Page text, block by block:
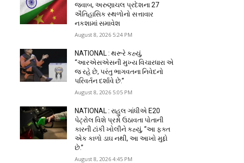
જવાબ, અરુણાચલ પ્રદેશના 27
ઐતિહાસિક સ્થળોનો સત્તાવાર
નકશામાં સમાવેશ
August 8, 2026 5:24 PM
NATIONAL : થરૂરે કહ્યું,
“આરએસએસની મુખ્ય વિચારધારા એ
જ રહે છે, પરંતુ ભાગવતના નિવેદનો
પરિવર્તન દર્શાવે છે.”
August 8, 2026 5:05 PM
NATIONAL : રાહુલ ગાંધીએ E20
પેટ્રોલ વિશે પ્રશ્નો ઉઠાવતા પોતાની
કારની ટાંકી ખોલીને કહ્યું, “આ ફક્ત
એક કાળો ડાઘ નથી, આ આખો મુદ્દો
છે.”
August 8, 2026 4:45 PM